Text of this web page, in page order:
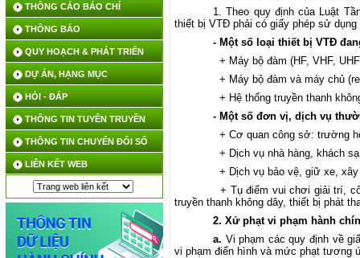
THÔNG CÁO BÁO CHÍ
THÔNG BÁO
QUY HOẠCH & PHÁT TRIỂN
DỰ ÁN, HẠNG MỤC
HỎI - ĐÁP
THÔNG TIN TUYÊN TRUYỀN
THÔNG TIN CHUYỂN ĐỔI SỐ
LIÊN KẾT WEB
1. Theo quy định của Luật
thiết bị VTĐ phải có giấy phép sử
- Một số loại thiết bị VTĐ
+ Máy bộ đàm (HF, VHF,
+ Máy bộ đàm và máy chủ
+ Hệ thống truyền thanh
- Một số đơn vị, dịch vụ
+ Cơ quan công sở: trường
+ Dịch vụ nhà hàng, khách
+ Dịch vụ bảo vệ, giữ xe,
+ Tụ điểm vui chơi giải trí,
truyền thanh không dây, thiết bị phát
2. Xử phạt vi phạm hành
a. Vi phạm các quy định về
vi phạm điển hình và mức phạt tương